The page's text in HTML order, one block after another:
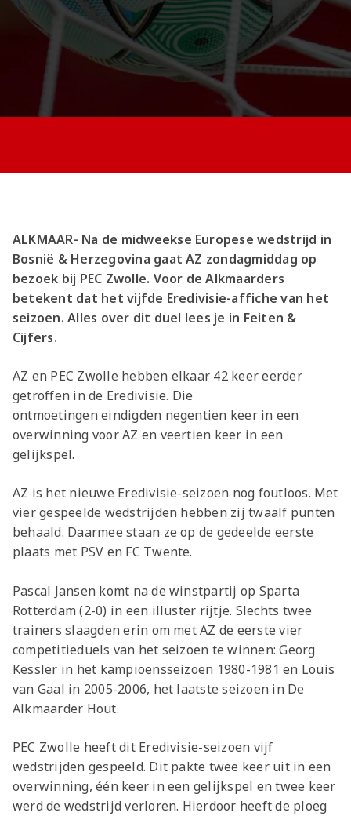
Jong AZ
Seizoenkaart
ALKMAAR- Na de midweekse Europese wedstrijd in
Bosnië & Herzegovina gaat AZ zondagmiddag op
bezoek bij PEC Zwolle. Voor de Alkmaarders
betekent dat het vijfde Eredivisie-affiche van het
seizoen. Alles over dit duel lees je in Feiten &
Cijfers.
AZ en PEC Zwolle hebben elkaar 42 keer eerder
getroffen in de Eredivisie. Die
ontmoetingen eindigden negentien keer in een
overwinning voor AZ en veertien keer in een
gelijkspel.
AZ is het nieuwe Eredivisie-seizoen nog foutloos. Met
vier gespeelde wedstrijden hebben zij twaalf punten
behaald. Daarmee staan ze op de gedeelde eerste
plaats met PSV en FC Twente.
Pascal Jansen komt na de winstpartij op Sparta
Rotterdam (2-0) in een illuster rijtje. Slechts twee
trainers slaagden erin om met AZ de eerste vier
competitieduels van het seizoen te winnen: Georg
Kessler in het kampioensseizoen 1980-1981 en Louis
van Gaal in 2005-2006, het laatste seizoen in De
Alkmaarder Hout.
PEC Zwolle heeft dit Eredivisie-seizoen vijf
wedstrijden gespeeld. Dit pakte twee keer uit in een
overwinning, één keer in een gelijkspel en twee keer
werd de wedstrijd verloren. Hierdoor heeft de ploeg